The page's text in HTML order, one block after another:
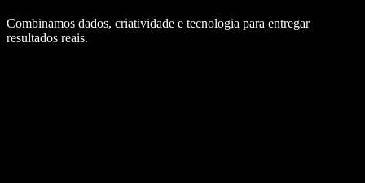
Combinamos dados, criatividade e tecnologia para entregar
resultados reais.